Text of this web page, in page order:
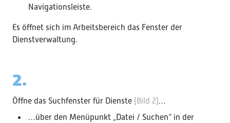
Navigationsleiste.
Es öffnet sich im Arbeitsbereich das Fenster der
Dienstverwaltung.
2.
Öffne das Suchfenster für Dienste (Bild 2)…
…über den Menüpunkt „Datei / Suchen“ in der